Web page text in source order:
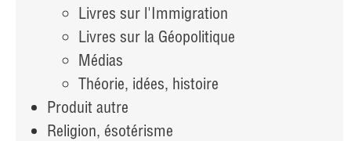
Livres sur l'Immigration
Livres sur la Géopolitique
Médias
Théorie, idées, histoire
Produit autre
Religion, ésotérisme